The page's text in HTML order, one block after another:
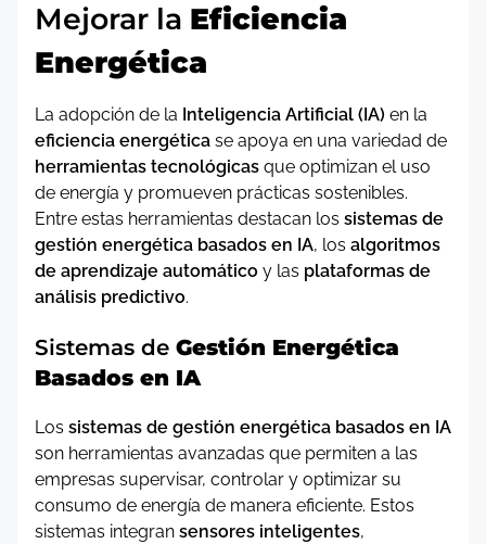
Mejorar la Eficiencia
Energética
La adopción de la Inteligencia Artificial (IA) en la
eficiencia energética se apoya en una variedad de
herramientas tecnológicas que optimizan el uso
de energía y promueven prácticas sostenibles.
Entre estas herramientas destacan los sistemas de
gestión energética basados en IA, los algoritmos
de aprendizaje automático y las plataformas de
análisis predictivo.
Sistemas de Gestión Energética
Basados en IA
Los sistemas de gestión energética basados en IA
son herramientas avanzadas que permiten a las
empresas supervisar, controlar y optimizar su
consumo de energía de manera eficiente. Estos
sistemas integran sensores inteligentes,